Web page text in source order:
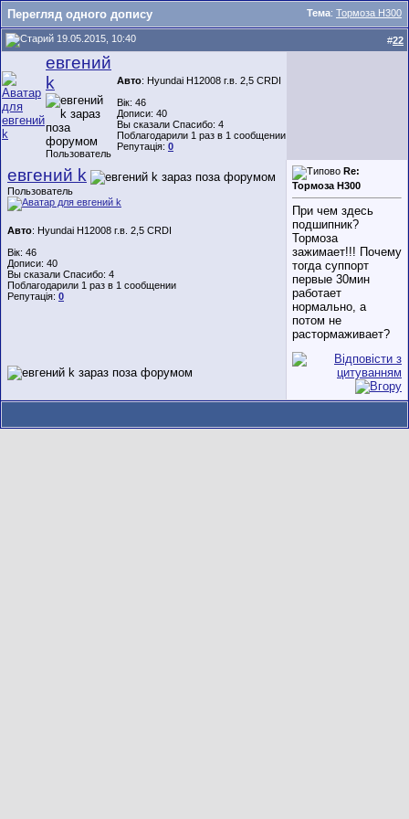
Тема: Тормоза Н300
Перегляд одного допису
19.05.2015, 10:40 #22
евгений
k
Пользователь
Авто: Hyundai H12008 г.в. 2,5 CRDI
Вік: 46
Дописи: 40
Вы сказали Спасибо: 4
Поблагодарили 1 раз в 1 сообщении
Репутація: 0
евгений k
Пользователь
Авто: Hyundai H12008 г.в. 2,5 CRDI
Вік: 46
Дописи: 40
Вы сказали Спасибо: 4
Поблагодарили 1 раз в 1 сообщении
Репутація: 0
Re:
Тормоза Н300
При чем здесь
подшипник?
Тормоза
зажимает!!! Почему
тогда суппорт
первые 30мин
работает
нормально, а
потом не
растормаживает?